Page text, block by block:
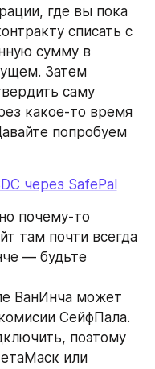
где вы пока
списать с
сумму в
Затем
саму
какое-то время
попробуем
через SafePal
почему-то
там почти всегда
— будьте
ВанИнча может
СейфПала.
поэтому
или